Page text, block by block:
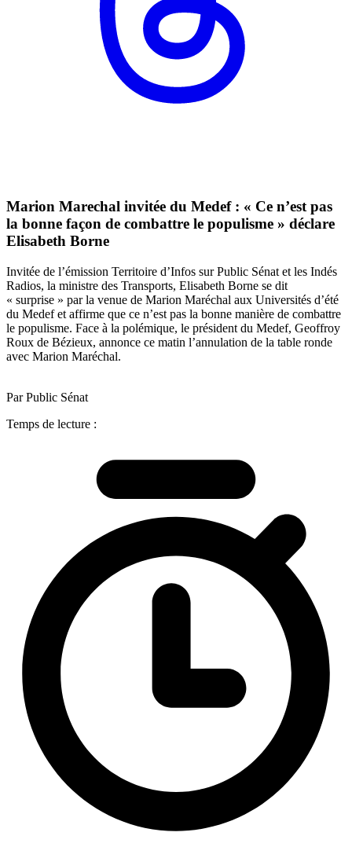
Marion Marechal invitée du Medef : « Ce n’est pas
la bonne façon de combattre le populisme » déclare
Elisabeth Borne
Invitée de l’émission Territoire d’Infos sur Public Sénat et les Indés
Radios, la ministre des Transports, Elisabeth Borne se dit
« surprise » par la venue de Marion Maréchal aux Universités d’été
du Medef et affirme que ce n’est pas la bonne manière de combattre
le populisme. Face à la polémique, le président du Medef, Geoffroy
Roux de Bézieux, annonce ce matin l’annulation de la table ronde
avec Marion Maréchal.
Par Public Sénat
Temps de lecture :